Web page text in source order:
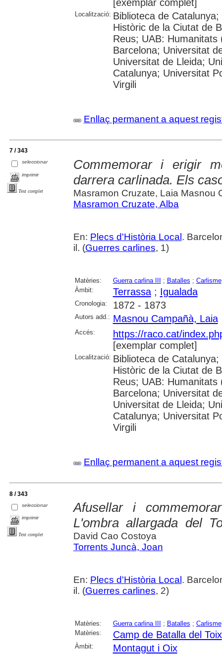
[exemplar complet]
Localització: Biblioteca de
Històric de la Ciutat de
Reus; UAB:
Barcelona; Universitat
Universitat de Lleida;
Catalunya; Universitat
Virgili
Enllaç permanent a aquest
7 / 343
seleccionar
imprimir
Text complet
Commemorar i erigir
darrera carlinada. Els
Masramon Cruzate, Laia Masnou
Masramon Cruzate, Alba
En: Plecs d'Història Local.
il. (Guerres carlines, 1)
Matèries: Guerra carlina III ; Batalles ; Carlisme
Àmbit:
Terrassa; Igualada
Cronologia: 1872 - 1873
Autors add.: Masnou Campañà, Laia
Accés:
https://raco.cat/
[exemplar complet]
Localització: Biblioteca de
Històric de la Ciutat de
Reus; UAB:
Barcelona; Universitat
Universitat de Lleida;
Catalunya; Universitat
Virgili
Enllaç permanent a aquest
8 / 343
seleccionar
imprimir
Text complet
Afusellar i
L'ombra allargada del
David Cao Costoya
Torrents Juncà, Joan
En: Plecs d'Història Local.
il. (Guerres carlines, 2)
Matèries: Guerra carlina III ; Batalles ; Carlisme
Matèries:
Camp de Batalla del Toix
Àmbit: Montagut i Oix